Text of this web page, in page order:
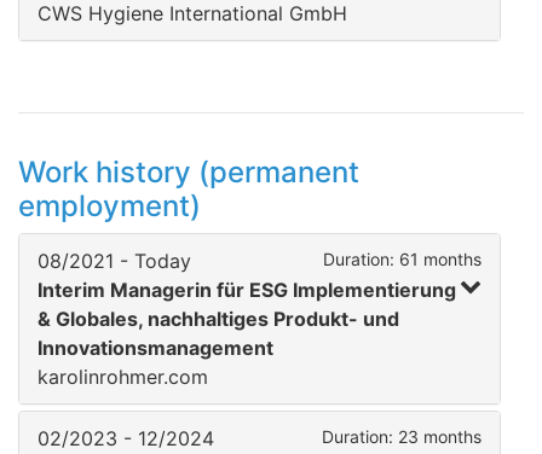
CWS Hygiene International GmbH
Work history (permanent
employment)
08/2021 - Today Duration: 61 months
Interim Managerin für ESG Implementierung
& Globales, nachhaltiges Produkt- und
Innovationsmanagement
karolinrohmer.com
02/2023 - 12/2024 Duration: 23 months